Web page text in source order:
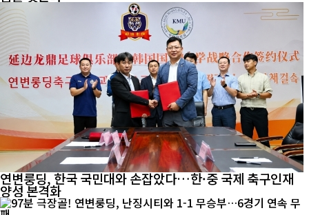
연변룽딩, 한국 국민대와 손잡았다…한·중 국제 축구인재
양성 본격화